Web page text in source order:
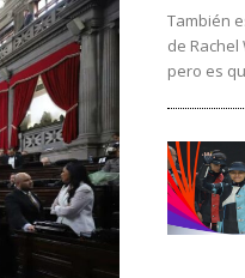
También
de Rachel
pero es